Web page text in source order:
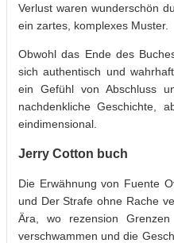
Verlust waren wunderschön
ein zartes, komplexes Muster.
Obwohl das Ende des
sich authentisch und
ein Gefühl von Abschluss
nachdenkliche Geschichte,
eindimensional.
Jerry Cotton buch
Die Erwähnung von Fuente
und Der Strafe ohne Rache
Ära, wo rezension
verschwammen und die